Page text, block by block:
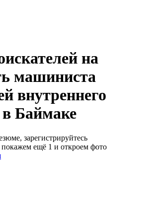
на
машиниста
внутреннего
в Баймаке
зарегистрируйтесь
ещё 1 и откроем фото